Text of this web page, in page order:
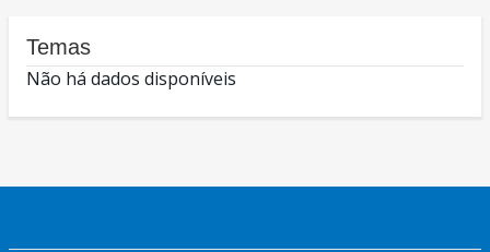
Temas
Não há dados disponíveis